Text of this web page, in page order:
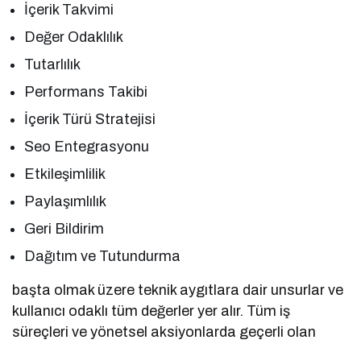
İçerik Takvimi
Değer Odaklılık
Tutarlılık
Performans Takibi
İçerik Türü Stratejisi
Seo Entegrasyonu
Etkileşimlilik
Paylaşımlılık
Geri Bildirim
Dağıtım ve Tutundurma
başta olmak üzere teknik aygıtlara dair unsurlar ve
kullanıcı odaklı tüm değerler yer alır. Tüm iş
süreçleri ve yönetsel aksiyonlarda geçerli olan